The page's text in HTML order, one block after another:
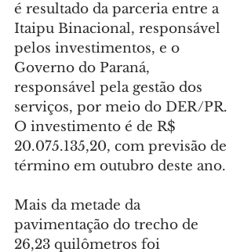
é resultado da parceria entre a
Itaipu Binacional, responsável
pelos investimentos, e o
Governo do Paraná,
responsável pela gestão dos
serviços, por meio do DER/PR.
O investimento é de R$
20.075.135,20, com previsão de
término em outubro deste ano.
Mais da metade da
pavimentação do trecho de
26,23 quilômetros foi